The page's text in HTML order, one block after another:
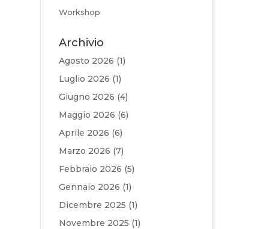
Workshop
Archivio
Agosto 2026 (1)
Luglio 2026 (1)
Giugno 2026 (4)
Maggio 2026 (6)
Aprile 2026 (6)
Marzo 2026 (7)
Febbraio 2026 (5)
Gennaio 2026 (1)
Dicembre 2025 (1)
Novembre 2025 (1)